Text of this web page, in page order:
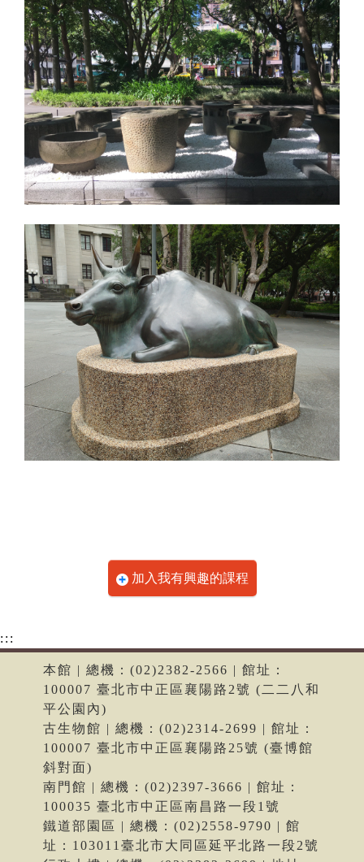
加入我有興趣的課程
:::
本館 | 總機：(02)2382-2566 | 館址：
100007 臺北市中正區襄陽路2號 (二二八和
平公園內)
古生物館 | 總機：(02)2314-2699 | 館址：
100007 臺北市中正區襄陽路25號 (臺博館
斜對面)
南門館 | 總機：(02)2397-3666 | 館址：
100035 臺北市中正區南昌路一段1號
鐵道部園區 | 總機：(02)2558-9790 | 館
址：103011臺北市大同區延平北路一段2號